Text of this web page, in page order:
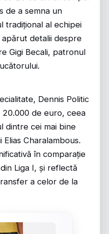
de a semna un
tradițional al echipei
detalii despre
Gigi Becali, patronul
Dennis Politic
20.000 de euro, ceea
dintre cei mai bine
Charalambous.
în comparație
Liga I, și reflectă
a celor de la